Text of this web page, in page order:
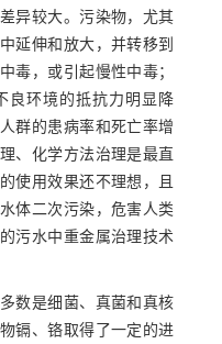
异较大。污染物，尤其
延伸和放大，并转移到
毒，或引起慢性中毒；
良环境的抵抗力明显降
群的患病率和死亡率增
、化学方法治理是最直
使用效果还不理想，且
体二次污染，危害人类
污水中重金属治理技术
数是细菌、真菌和真核
镉、铬取得了一定的进